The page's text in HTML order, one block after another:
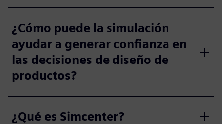
¿Cómo puede la simulación
ayudar a generar confianza en
las decisiones de diseño de
productos?
¿Qué es Simcenter?